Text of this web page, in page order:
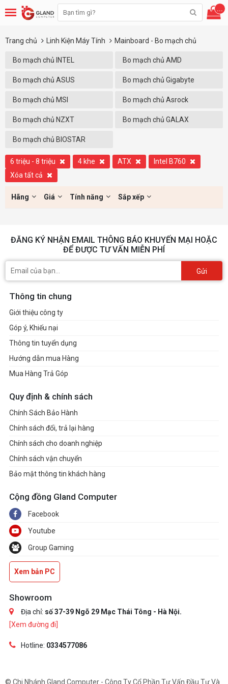
...
Trang chủ Linh Kiện Máy Tính Mainboard - Bo mạch chủ
Bo mạch chủ INTEL Bo mạch chủ AMD
Bo mạch chủ ASUS Bo mạch chủ Gigabyte
Bo mạch chủ MSI Bo mạch chủ Asrock
Bo mạch chủ NZXT Bo mạch chủ GALAX
Bo mạch chủ BIOSTAR
6 triệu - 8 triệu 4 khe ATX
Intel B760
Xóa tất cả
Hãng Giá Tính năng Sắp xếp
ĐĂNG KÝ NHẬN EMAIL THÔNG BÁO KHUYẾN MẠI HOẶC
ĐỂ ĐƯỢC TƯ VẤN MIỄN PHÍ
Gửi
Thông tin chung
Giới thiệu công ty
Góp ý, Khiếu nại
Thông tin tuyển dụng
Hướng dẫn mua Hàng
Mua Hàng Trả Góp
Quy định & chính sách
Chính Sách Bảo Hành
Chính sách đổi, trả lại hàng
Chính sách cho doanh nghiệp
Chính sách vận chuyển
Bảo mật thông tin khách hàng
Cộng đồng Gland Computer
Facebook
Youtube
Group Gaming
Xem bản PC
Showroom
Địa chỉ: số 37-39 Ngõ 29 Mạc Thái Tông - Hà Nội.
[Xem đường đi]
Hotline: 0334577086
© Chi Nhánh Gland Computer - Công Ty Cổ Phần Tư Vấn Đầu Tư Và